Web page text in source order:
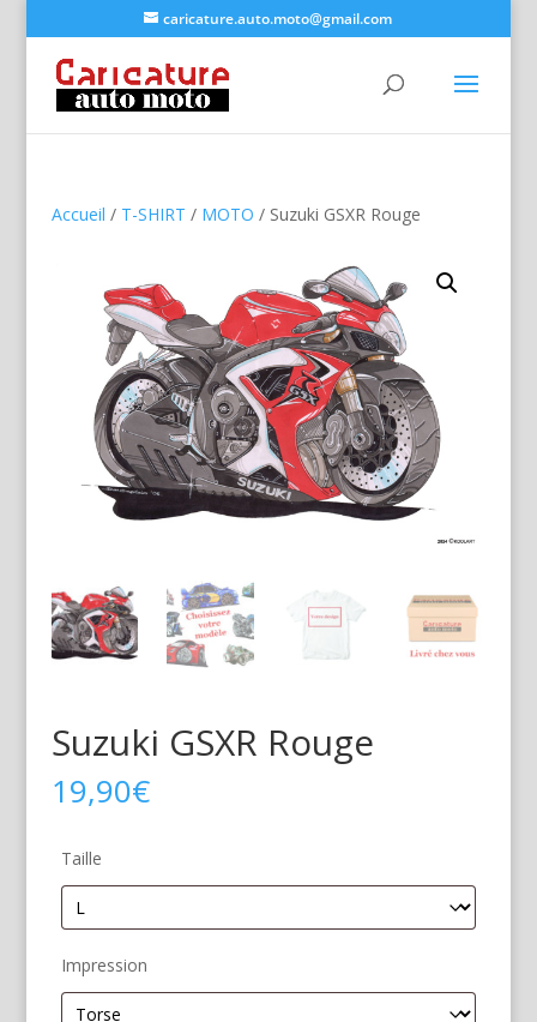
caricature.auto.moto@gmail.com
Accueil / T-SHIRT / MOTO / Suzuki GSXR Rouge
Suzuki GSXR Rouge
19,90€
Taille
Impression